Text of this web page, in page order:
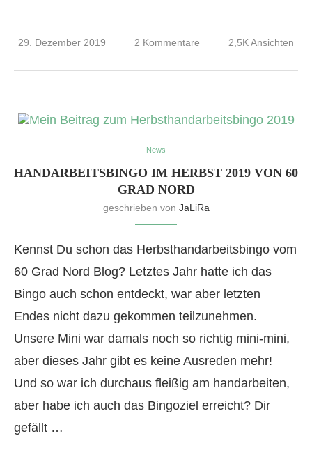
29. Dezember 2019 2 Kommentare 2,5K Ansichten
News
HANDARBEITSBINGO IM HERBST 2019 VON 60
GRAD NORD
geschrieben von JaLiRa
Kennst Du schon das Herbsthandarbeitsbingo vom
60 Grad Nord Blog? Letztes Jahr hatte ich das
Bingo auch schon entdeckt, war aber letzten
Endes nicht dazu gekommen teilzunehmen.
Unsere Mini war damals noch so richtig mini-mini,
aber dieses Jahr gibt es keine Ausreden mehr!
Und so war ich durchaus fleißig am handarbeiten,
aber habe ich auch das Bingoziel erreicht? Dir
gefällt …